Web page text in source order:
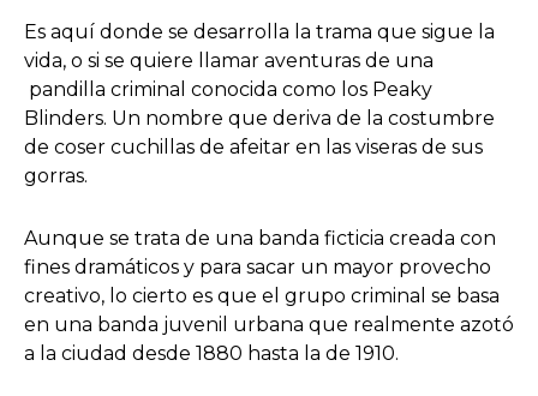
Es aquí donde se desarrolla la trama que sigue la
vida, o si se quiere llamar aventuras de una
pandilla criminal conocida como los Peaky
Blinders. Un nombre que deriva de la costumbre
de coser cuchillas de afeitar en las viseras de sus
gorras.
Aunque se trata de una banda ficticia creada con
fines dramáticos y para sacar un mayor provecho
creativo, lo cierto es que el grupo criminal se basa
en una banda juvenil urbana que realmente azotó
a la ciudad desde 1880 hasta la de 1910.